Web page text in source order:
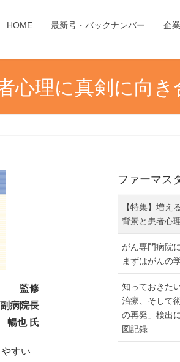
HOME 最新号・バックナンバー 企
心理に真剣に向き
監修
病院長
暢也 氏
すい
ファーマス
【特集】増え
背景と患者心
がん専門病院
まずはがんの
知っておきた
治療、そして
の再発」検出
図記録―